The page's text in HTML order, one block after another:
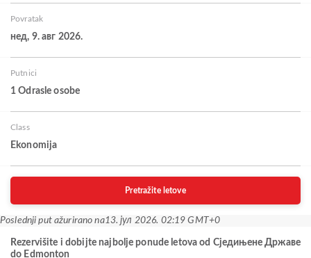
Povratak
нед, 9. авг 2026.
Putnici
1 Odrasle osobe
Class
Ekonomija
Pretražite letove
Poslednji put ažurirano na13. јул 2026. 02:19 GMT+0
Rezervišite i dobijte najbolje ponude letova od Сједињене Државе
do Edmonton